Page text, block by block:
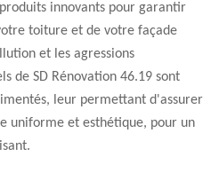
innovants pour garantir
toiture et de votre façade
et les agressions
de SD Rénovation 46.19 sont
leur permettant d'assurer
uniforme et esthétique, pour un